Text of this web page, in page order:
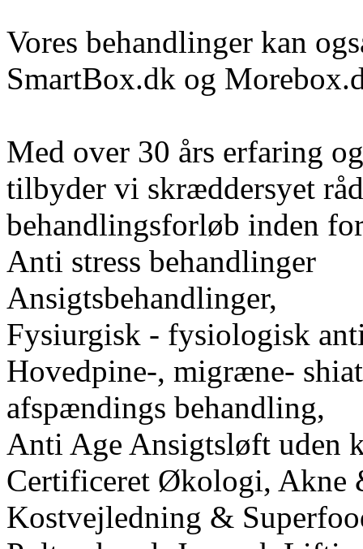
Vores behandlinger kan
SmartBox.dk og
Med over 30 års erfaring
tilbyder vi skræddersyet
behandlingsforløb inden
Anti stress behandlinger
Ansigtsbehandlinger,
Fysiurgisk - fysiologisk anti
Hovedpine-, migræne-
afspændings behandling,
Anti Age Ansigtsløft uden
Certificeret Økologi, Akne
Kostvejledning &